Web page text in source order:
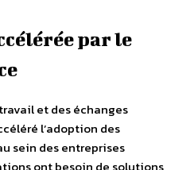
par le
et des échanges
l’adoption des
sein des entreprises